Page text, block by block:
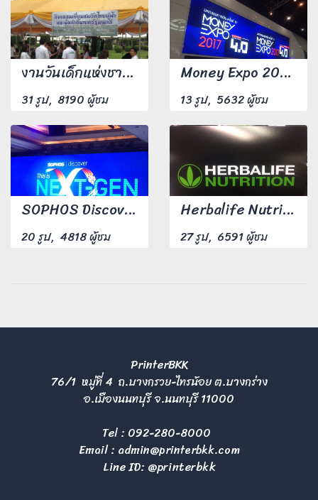
งานวันเด็กแห่งชาติ ณ ทำเนียบรัฐบาล ปี 59
31 รูป, 8190 ผู้ชม
Money Expo 2017 มหกรรมการเงิน ครั้งที่17
13 รูป, 5632 ผู้ชม
SOPHOS Discover 28 may - 1 jun 2017
20 รูป, 4818 ผู้ชม
Herbalife Nutrition อิมแพ็ค เมืองทองธานี 17-21 May 2017
27 รูป, 6591 ผู้ชม
PrinterBKK
76/1 หมู่ที่ 4 ถ.บางกรวย-ไทรน้อย ต.บางกร่าง
อ.เมืองนนทบุรี จ.นนทบุรี 11000
Tel : 092-280-8000
Email : admin@printerbkk.com
Line ID: @printerbkk